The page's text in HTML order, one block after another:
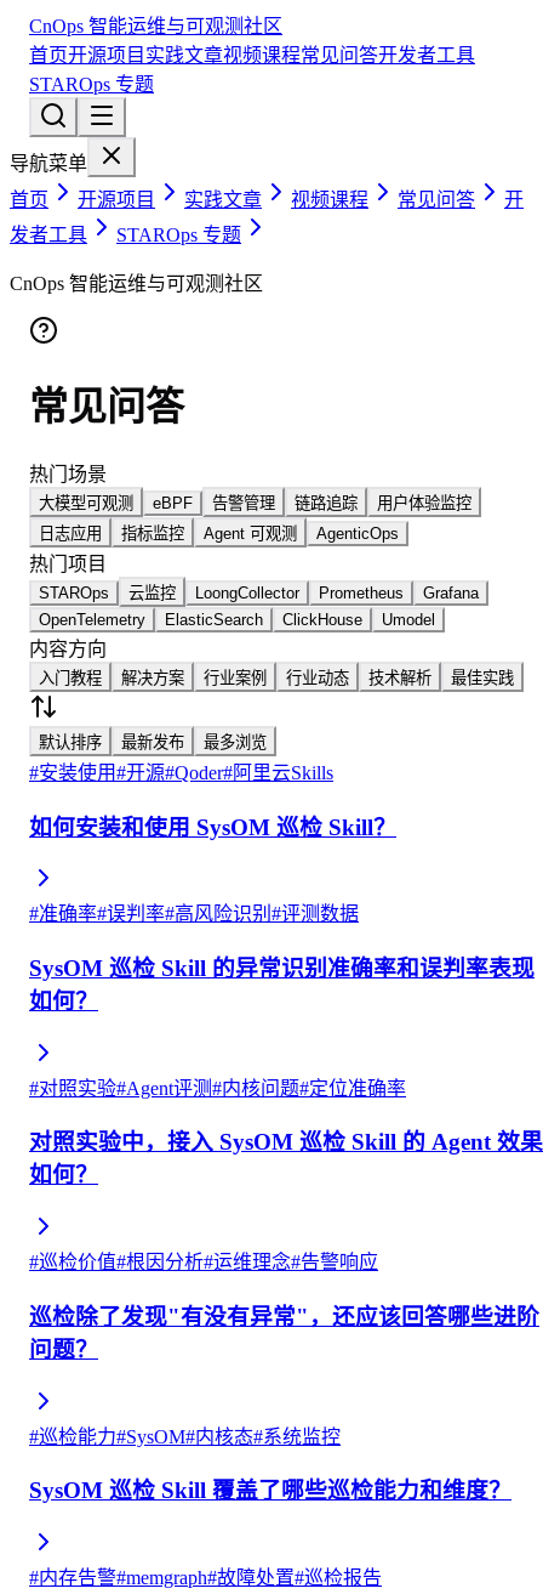
CnOps 智能运维与可观测社区
首页开源项目 实践文章视频课程常见问答开发者工具
STAROps 专题
导航菜单
首页
开源项目 实践文章 视频课程 常见问答
开
发者工具
STAROps 专题
CnOps 智能运维与可观测社区
常见问答
热门场景
大模型可观测 eBPF 告警管理 链路追踪
用户体验监控
日志应用
指标监控 Agent 可观测 AgenticOps
热门项目
STAROps 云监控 LoongCollector Prometheus
Grafana
OpenTelemetry
ElasticSearch ClickHouse Umodel
内容方向
入门教程 解决方案 行业案例 行业动态 技术解析 最佳实践
默认排序 最新发布 最多浏览
#安装使用#开源#Qoder#阿里云Skills
如何安装和使用 SysOM 巡检 Skill？
#准确率#误判率#高风险识别 #评测数据
SysOM 巡检 Skill 的异常识别准确率和误判率表现
如何？
#对照实验#Agent评测#内核问题#定位准确率
对照实验中，接入 SysOM 巡检 Skill 的 Agent 效果
如何？
#巡检价值#根因分析#运维理念#告警响应
巡检除了发现"有没有异常"，还应该回答哪些进阶
问题？
#巡检能力#SysOM#内核态#系统监控
SysOM 巡检 Skill 覆盖了哪些巡检能力和维度？
#内存告警#memgraph#故障处置#巡检报告